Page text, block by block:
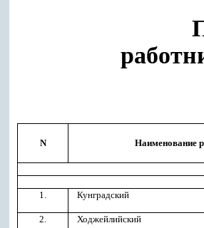
N Наименование
1. Кунградский
2. Ходжейлийский